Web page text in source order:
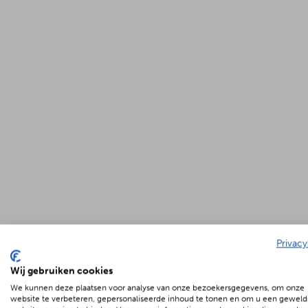
Wij gebruiken cookies
We kunnen deze plaatsen voor analyse van onze bezoekersgegevens, om onze
website te verbeteren, gepersonaliseerde inhoud te tonen en om u een